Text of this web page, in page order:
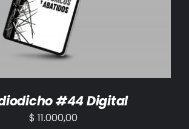
#44 Digital
$ 11.000,00